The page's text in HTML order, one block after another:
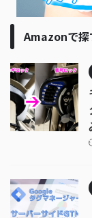
Amazonで探